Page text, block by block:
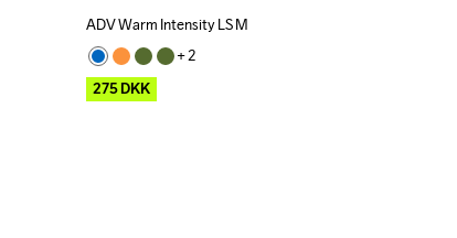
Outlet
ADV Warm Intensity LS M
+ 2
275DKK